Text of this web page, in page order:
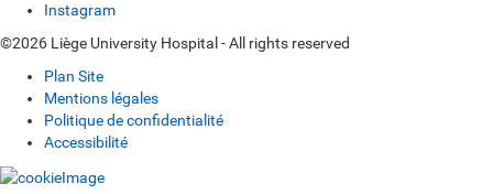
Instagram
©2026 Liège University Hospital - All rights reserved
Plan Site
Mentions légales
Politique de confidentialité
Accessibilité